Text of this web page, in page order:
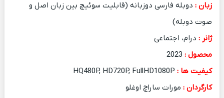
زبان :دوبله فارسی دوزبانه (قابلیت سوئیچ بین زبان اصل و
صوت دوبله)
ژانر :درام، اجتماعی
محصول :2023
کیفیت ها :HQ480P, HD720P, FullHD1080P
کارگردان :مورات ساراچ اوغلو